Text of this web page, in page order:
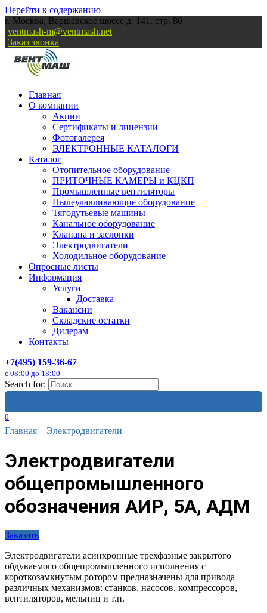
Перейти к содержанию
г. Москва, Варшавское шоссе д. 141, стр. 80
ventmash-m@ventmash.net
Заказ звонка
Главная
О компании
Акции
Сертификаты и лицензии
Фотогалерея
ЭЛЕКТРОННЫЕ КАТАЛОГИ
Каталог
Отопительное оборудование
ПРИТОЧНЫЕ КАМЕРЫ и КЦКП
Промышленные вентиляторы
Пылеулавливающие оборудование
Тягодутьевые машины
Канальное оборудование
Клапана и заслонки
Электродвигатели
Холодильное оборудование
Опросные листы
Информация
Услуги
Доставка
Вакансии
Складские остатки
Дилерам
Контакты
+7(495) 159-36-67
с 08:00 до 18:00
Search for:
0
Главная Электродвигатели
Электродвигатели
общепромышленного
обозначения АИР, 5А, АДМ
Заказать
Электродвигатели асинхронные трехфазные закрытого
обдуваемого общепромышленного исполнения с
короткозамкнутым ротором предназначены для привода
различных механизмов: станков, насосов, компрессоров,
вентиляторов, мельниц и т.п.